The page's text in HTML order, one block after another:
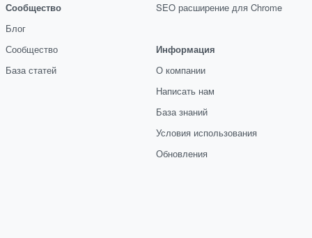
Сообщество
Блог
Сообщество
База статей
SEO расширение для Chrome
Информация
О компании
Написать нам
База знаний
Условия использования
Обновления